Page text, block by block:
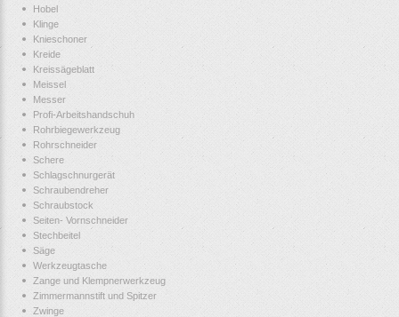
Hobel
Klinge
Knieschoner
Kreide
Kreissägeblatt
Meissel
Messer
Profi-Arbeitshandschuh
Rohrbiegewerkzeug
Rohrschneider
Schere
Schlagschnurgerät
Schraubendreher
Schraubstock
Seiten- Vornschneider
Stechbeitel
Säge
Werkzeugtasche
Zange und Klempnerwerkzeug
Zimmermannstift und Spitzer
Zwinge